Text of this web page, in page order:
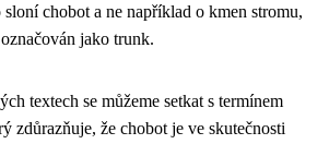
sloní chobot a ne například o kmen stromu,
jako trunk.
textech se můžeme setkat s termínem
zdůrazňuje, že chobot je ve skutečnosti